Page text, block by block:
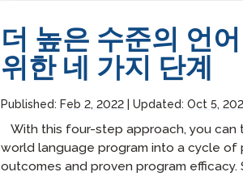
스페인
스트
아랍어
가격 책정
테스트
더 높은 수준의 언
위한 네 가지 단계
Published: Feb 2, 2022 Updated:Oct 5,
With this four-step approach, you can
world language program into a cycle of
outcomes and proven program efficacy.